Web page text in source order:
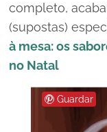
completo,
(supostas)
à mesa: os
no Natal
Guardar